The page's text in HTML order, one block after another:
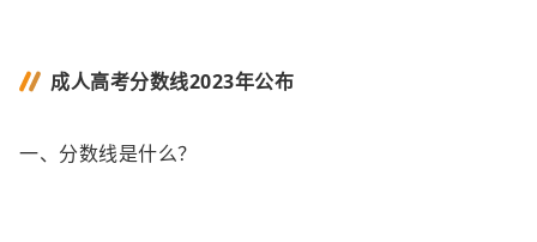
成人高考分数线2023年公布
一、分数线是什么？